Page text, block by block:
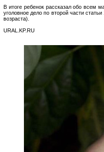
В итоге ребенок рассказал обо всем
уголовное дело по второй части
возраста).
URAL.KP.RU